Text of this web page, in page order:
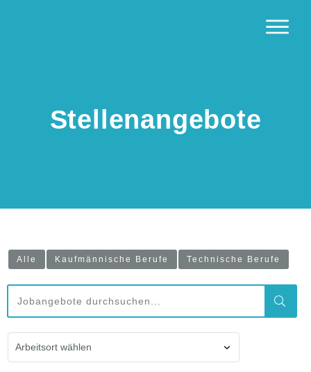
Stellenangebote
Alle Kaufmännische Berufe Technische Berufe
Arbeitsort wählen